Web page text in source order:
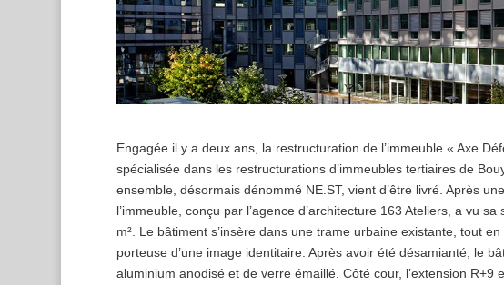
Engagée il y a deux ans, la restructuration de l’immeuble « Axe
spécialisée dans les restructurations d’immeubles tertiaires de
ensemble, désormais dénommé NE.ST, vient d’être livré. Après
l’immeuble, conçu par l’agence d’architecture 163 Ateliers, a vu
m². Le bâtiment s’insère dans une trame urbaine existante, tout
porteuse d’une image identitaire. Après avoir été désamianté, le
aluminium anodisé et de verre émaillé. Côté cour, l’extension